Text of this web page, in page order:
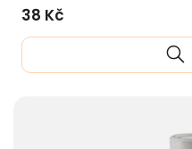
38 Kč